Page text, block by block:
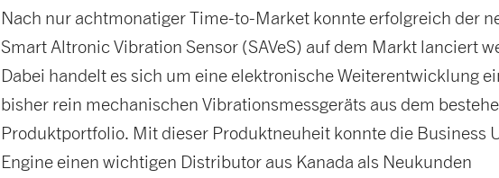
Nach nur achtmonatiger Time-to-Market konnte erfolgreich der
Smart Altronic Vibration Sensor (SAVeS) auf dem Markt lanciert
Dabei handelt es sich um eine elektronische Weiterentwicklung
bisher rein mechanischen Vibrationsmessgeräts aus dem
Produktportfolio. Mit dieser Produktneuheit konnte die Business
Engine einen wichtigen Distributor aus Kanada als Neukunden